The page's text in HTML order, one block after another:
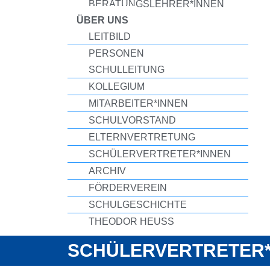
BERATUNGSLEHRER*INNEN
ÜBER UNS
LEITBILD
PERSONEN
SCHULLEITUNG
KOLLEGIUM
MITARBEITER*INNEN
SCHULVORSTAND
ELTERNVERTRETUNG
SCHÜLERVERTRETER*INNEN
ARCHIV
FÖRDERVEREIN
SCHULGESCHICHTE
THEODOR HEUSS